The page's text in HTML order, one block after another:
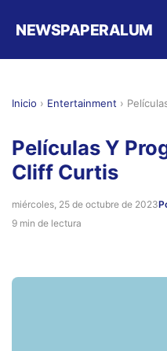
NEWSPAPERALUM
Inicio › Entertainment ›
Películas Y
Cliff Curtis
miércoles, 25 de octubre de 2023
9 min de lectura